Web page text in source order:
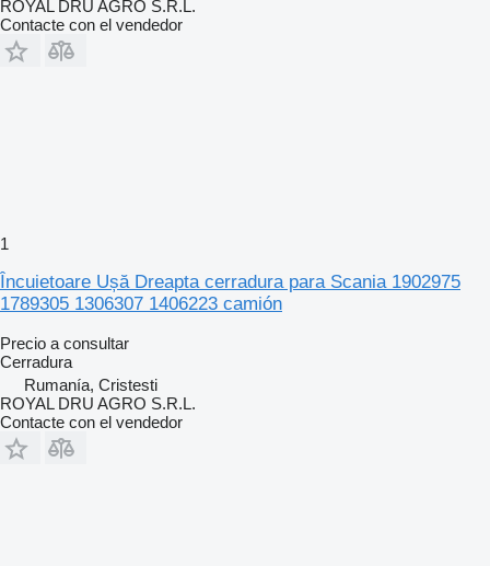
ROYAL DRU AGRO S.R.L.
Contacte con el vendedor
1
Încuietoare Ușă Dreapta cerradura para Scania 1902975
1789305 1306307 1406223 camión
Precio a consultar
Cerradura
Rumanía, Cristesti
ROYAL DRU AGRO S.R.L.
Contacte con el vendedor